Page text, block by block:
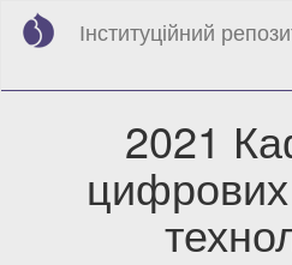
Перейти
вмісту
Інституційний
2021
цифрових